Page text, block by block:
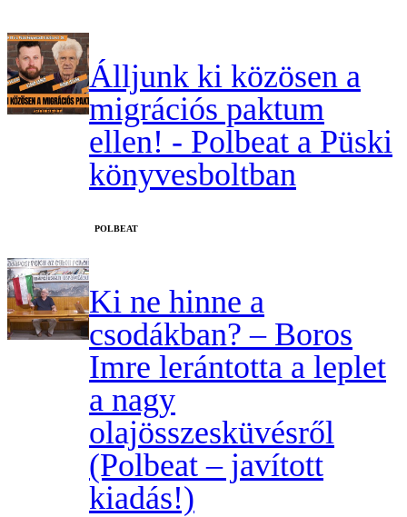
Álljunk ki közösen a
migrációs paktum
ellen! - Polbeat a Püski
könyvesboltban
‎POLBEAT
Ki ne hinne a
csodákban? – Boros
Imre lerántotta a leplet
a nagy
olajösszesküvésről
(Polbeat – javított
kiadás!)